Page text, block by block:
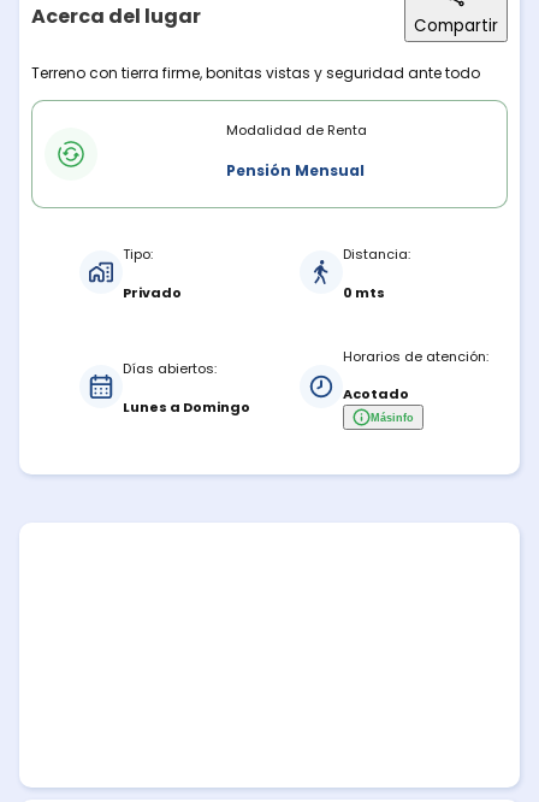
Acerca del lugar Compartir
Descripción del lugar
Terreno con tierra firme, bonitas vistas y seguridad ante todo
Modalidades de rentaModalidad de Renta
Pensión Mensual
Tipo:
Privado
Distancia:
0 mts
Días abiertos:
Lunes a Domingo
Horarios de atención:
Acotado
Másinfo